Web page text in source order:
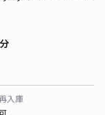
入庫